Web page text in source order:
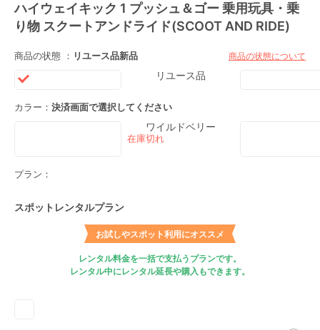
ハイウェイキック 1 プッシュ＆ゴー 乗用玩具・乗
り物 スクートアンドライド(SCOOT AND RIDE)
商品の状態 ： リユース品新品 商品の状態について
リユース品
カラー： 決済画面で選択してください
ワイルドベリー
プラン：
スポットレンタルプラン
お試しやスポット利用にオススメ
レンタル料金を一括で支払うプランです。
レンタル中にレンタル延長や購入もできます。